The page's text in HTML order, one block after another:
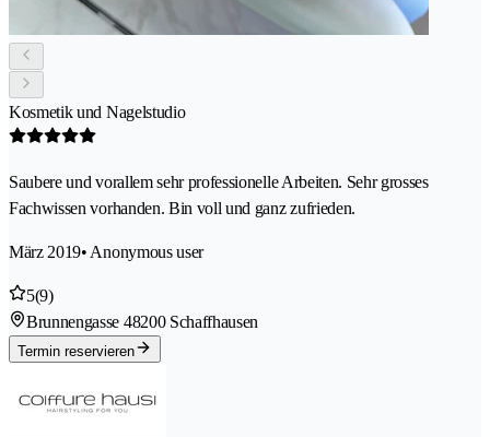
Kosmetik und Nagelstudio
Saubere und vorallem sehr professionelle Arbeiten. Sehr grosses
Fachwissen vorhanden. Bin voll und ganz zufrieden.
März 2019• Anonymous user
5(9)
Brunnengasse 48200 Schaffhausen
Termin reservieren